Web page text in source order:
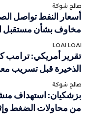
صالح شوكة
أسعار النفط تواصل
مخاوف بشأن مستقبل
LOAI LOAI
تقرير أمريكي: ترامب
الذخيرة قبل تسريب
صالح شوكة
بزشكيان: استهداف
من محاولات الضغط